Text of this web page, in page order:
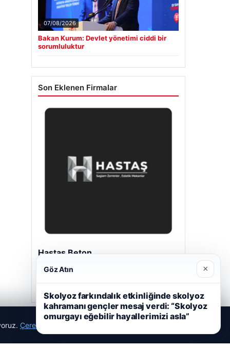
07/08/2026
Bakan Kurum: Devlet yönetimi ciddi bir
sorumluluktur
Son Eklenen Firmalar
Hastaş Beton
26/05/2026
Çerez Politikamız
Göz Atın ×
Skolyoz farkındalık etkinliğinde skolyoz
kahramanı gençler mesaj verdi: “Skolyoz
omurgayı eğebilir hayallerimizi asla”